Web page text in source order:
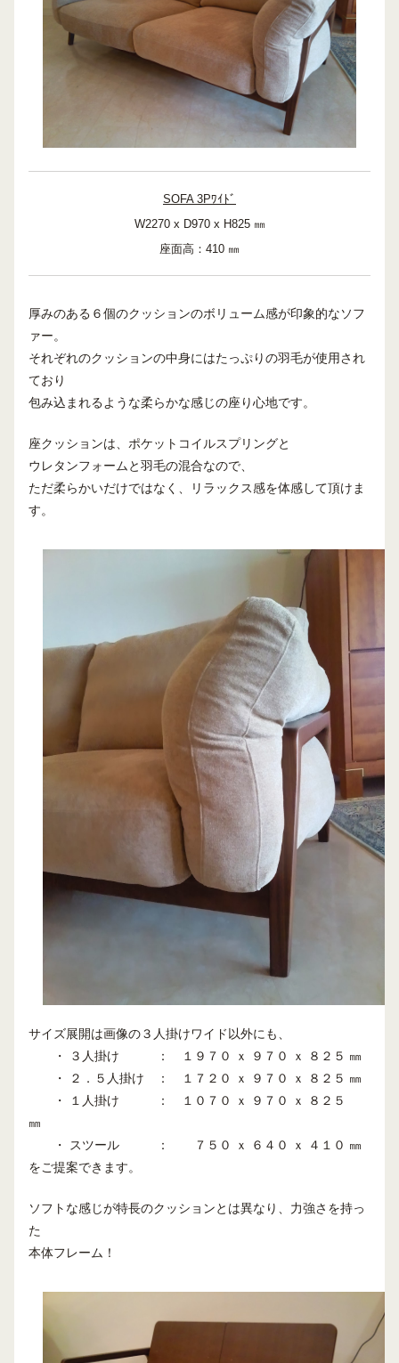
SOFA 3Pﾜｲﾄﾞ
W2270x D970 x H825 ㎜
座面高：410 ㎜
厚みのある６個のクッションのボリューム感が印象的なソフ
ァー。
それぞれのクッションの中身にはたっぷりの羽毛が使用され
ており
包み込まれるような柔らかな感じの座り心地です。
座クッションは、ポケットコイルスプリングと
ウレタンフォームと羽毛の混合なので、
ただ柔らかいだけではなく、リラックス感を体感して頂けま
す。
サイズ展開は画像の３人掛けワイド以外にも、
・ ３人掛け ： １９７０ ｘ ９７０ ｘ ８２５ ㎜
・ ２．５人掛け ： １７２０ ｘ ９７０ ｘ ８２５ ㎜
・ １人掛け ： １０７０ ｘ ９７０ ｘ ８２５
㎜
・ スツール ： ７５０ ｘ ６４０ ｘ ４１０ ㎜
をご提案できます。
ソフトな感じが特長のクッションとは異なり、力強さを持っ
た
本体フレーム！